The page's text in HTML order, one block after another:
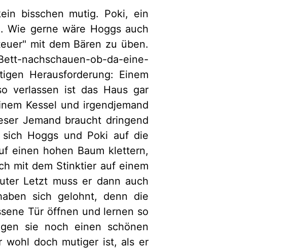
bisschen mutig. Poki, ein
Wie gerne wäre Hoggs auch
mit dem Bären zu üben.
nachschauen-ob-da-eine-
Herausforderung: Einem
verlassen ist das Haus gar
Kessel und irgendjemand
Jemand braucht dringend
Hoggs und Poki auf die
einen hohen Baum klettern,
mit dem Stinktier auf einem
Letzt muss er dann auch
sich gelohnt, denn die
Tür öffnen und lernen so
sie noch einen schönen
wohl doch mutiger ist, als er